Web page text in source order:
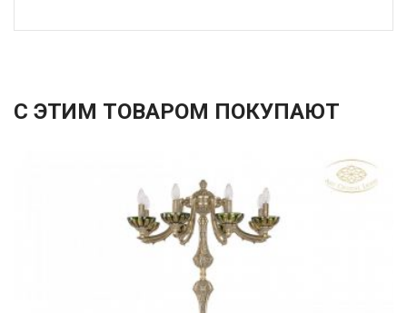
С ЭТИМ ТОВАРОМ ПОКУПАЮТ